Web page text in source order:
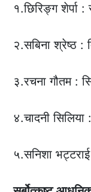
१.छिरिङ्ग शेर्पा
२.सबिना श्रेष्ठ :
३.रचना गौतम :
४.चादनी सिलिया
५.सनिशा भट्टराई